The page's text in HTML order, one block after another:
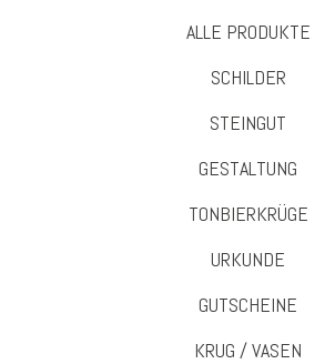
ALLE PRODUKTE
SCHILDER
STEINGUT
GESTALTUNG
TONBIERKRÜGE
URKUNDE
GUTSCHEINE
KRUG / VASEN